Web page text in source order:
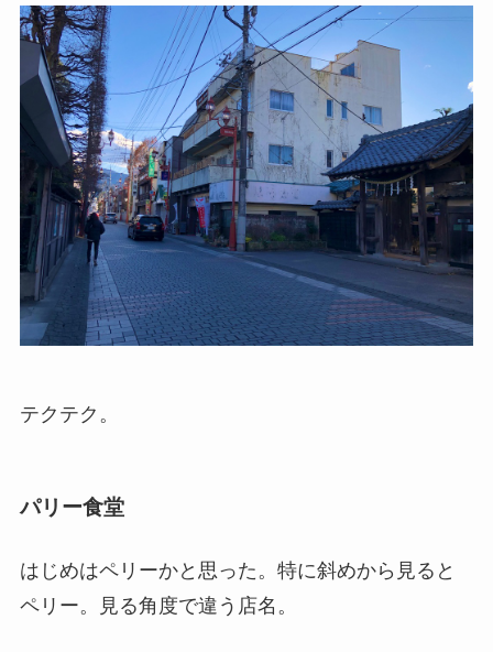
テクテク。
パリー食堂
はじめはペリーかと思った。特に斜めから見ると
ペリー。見る角度で違う店名。